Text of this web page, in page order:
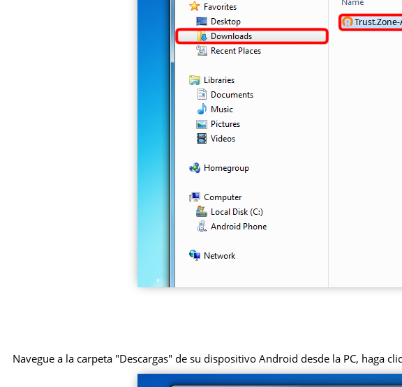
Navegue a la carpeta "Descargas" de su dispositivo Android desde la PC, haga